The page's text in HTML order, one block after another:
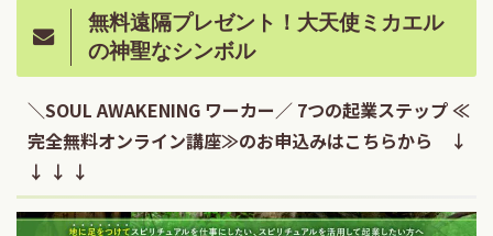
無料遠隔プレゼント！大天使ミカエル
の神聖なシンボル
＼SOUL AWAKENING ワーカー／ 7つの起業ステップ ≪
完全無料オンライン講座≫のお申込みはこちらから ↓
↓ ↓ ↓